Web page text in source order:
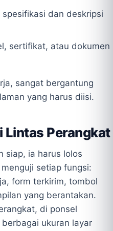
dan deskripsi
sertifikat, atau dokumen
sangat bergantung
yang harus diisi.
Lintas Perangkat
siap, ia harus lolos
menguji setiap fungsi:
form terkirim, tombol
yang berantakan.
di ponsel
ukuran layar